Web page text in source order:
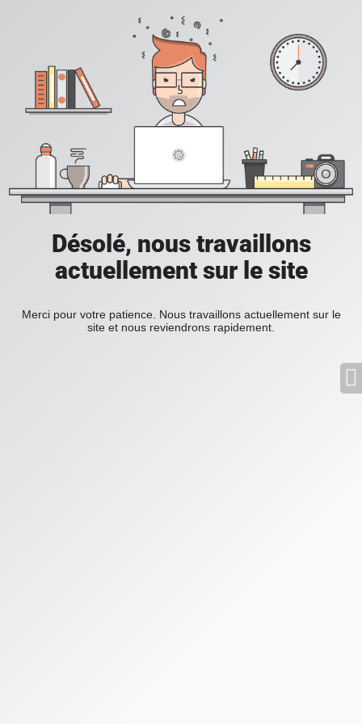
Désolé, nous travaillons
actuellement sur le site
Merci pour votre patience. Nous travaillons actuellement sur le
site et nous reviendrons rapidement.